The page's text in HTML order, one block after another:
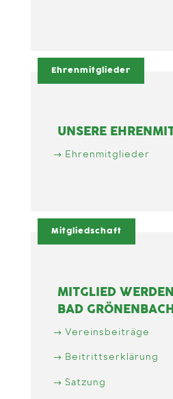
Ehrenmitglieder
UNSERE
Ehrenmitglieder
Mitgliedschaft
MITGLIED
BAD
Vereinsbeiträge
Beitrittserklärung
Satzung